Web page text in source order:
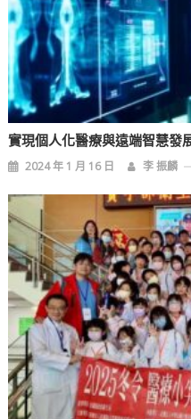
實現個人化醫療與遠端智慧發
2024 年 1 月 16 日 李 振麟